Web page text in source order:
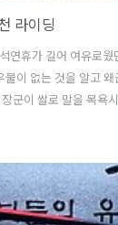
라이딩
연휴가 길어 여유로웠
이 없는 것을 알고
군이 쌀로 말을 목욕
는 일화가 있는 오산